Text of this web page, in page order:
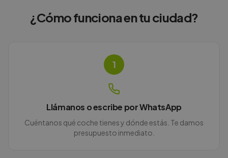
¿Cómo funciona entu ciudad?
1
Llámanos o escribe por WhatsApp
Cuéntanos qué coche tienes y dónde estás. Te damos
presupuesto inmediato.